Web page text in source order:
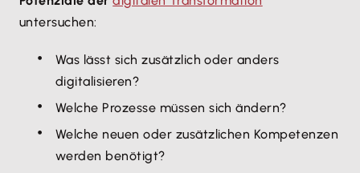
untersuchen:
Was lässt sich zusätzlich oder anders
digitalisieren?
Welche Prozesse müssen sich ändern?
Welche neuen oder zusätzlichen Kompetenzen
werden benötigt?